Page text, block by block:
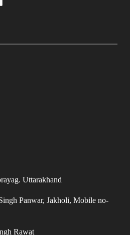
Uttarakhand
Panwar, Jakholi, Mobile no-
Rawat